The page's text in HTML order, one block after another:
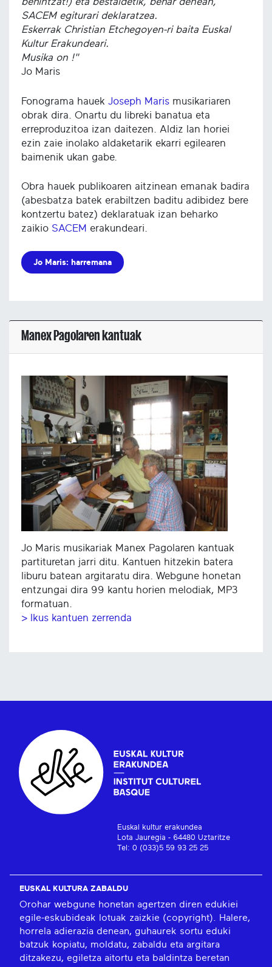
SACEM egiturari deklaratzea.
Eskerrak Christian Etchegoyen-ri baita Euskal
Kultur Erakundeari.
Musika on !"
Jo Maris
Fonograma hauek Joseph Maris musikariaren
obrak dira. Onartu du libreki banatua eta
erreproduzitoa izan daitezen. Aldiz lan horiei
ezin zaie inolako aldaketarik ekarri egilearen
baimenik ukan gabe.
Obra hauek publikoaren aitzinean emanak badira
(abesbatza batek erabiltzen baditu adibidez bere
kontzertu batez) deklaratuak izan beharko
zaikio SACEM erakundeari.
Jo Maris: harremana
Manex Pagolaren kantuak
Jo Maris musikariak Manex Pagolaren kantuak
partituretan jarri ditu. Kantuen hitzekin batera
liburu batean argitaratu dira. Webgune honetan
entzungai dira 99 kantu horien melodiak, MP3
formatuan.
> Ikus kantuen zerrenda
Euskal kultur erakundea
Lota Jauregia - 64480 Uztaritze
Tel: 0 (033)5 59 93 25 25
EUSKAL KULTURA ZABALDU
Orohar webgune honetan agertzen diren edukiei
egile-eskubideak lotuak zaizkie (copyright). Halere,
horrela adierazia denean, guhaurek sortu eduki
batzuk kopiatu, moldatu, zabaldu eta argitara
ditzakezu, egiletza aitortu eta baldintza beretan